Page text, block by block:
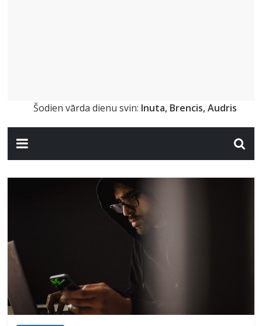
Šodien vārda dienu svin: Inuta, Brencis, Audris